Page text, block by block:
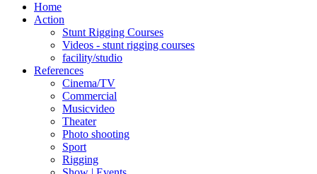
Home
Action
Stunt Rigging Courses
Videos - stunt rigging courses
facility/studio
References
Cinema/TV
Commercial
Musicvideo
Theater
Photo shooting
Sport
Rigging